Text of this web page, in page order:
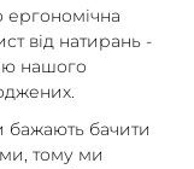
від натирань -
нашого
бажають бачити
тому ми